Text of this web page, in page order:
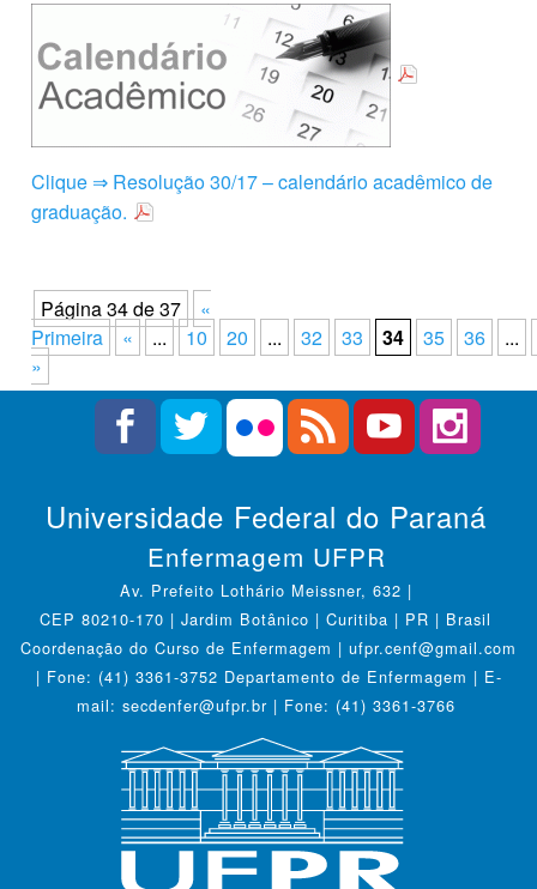
Clique ⇒ Resolução 30/17 – calendário acadêmico de
graduação.
Página 34 de 37
«
Primeira
« ... 10 20 ... 32 33 34 35 36
...
»
Universidade Federal do Paraná
Enfermagem UFPR
Av. Prefeito Lothário Meissner, 632 |
CEP 80210-170 | Jardim Botânico | Curitiba | PR | Brasil
Coordenação do Curso de Enfermagem | ufpr.cenf@gmail.com
| Fone: (41) 3361-3752 Departamento de Enfermagem | E-
mail: secdenfer@ufpr.br | Fone: (41) 3361-3766